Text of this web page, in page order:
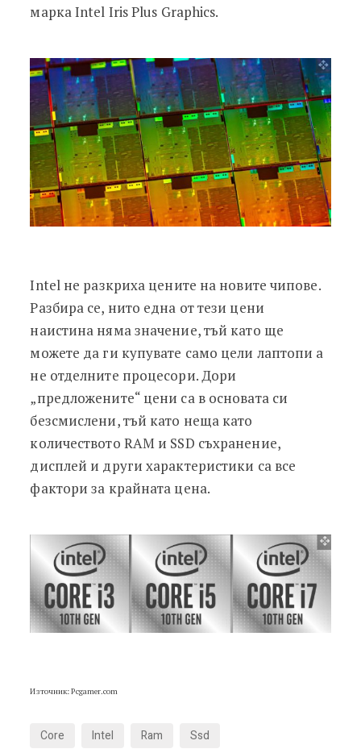
марка Intel Iris Plus Graphics.
Intel не разкриха цените на новите чипове.
Разбира се, нито една от тези цени
наистина няма значение, тъй като ще
можете да ги купувате само цели лаптопи а
не отделните процесори. Дори
„предложените“ цени са в основата си
безсмислени, тъй като неща като
количеството RAM и SSD съхранение,
дисплей и други характеристики са все
фактори за крайната цена.
Източник: Pcgamer.com
Core Intel Ram Ssd